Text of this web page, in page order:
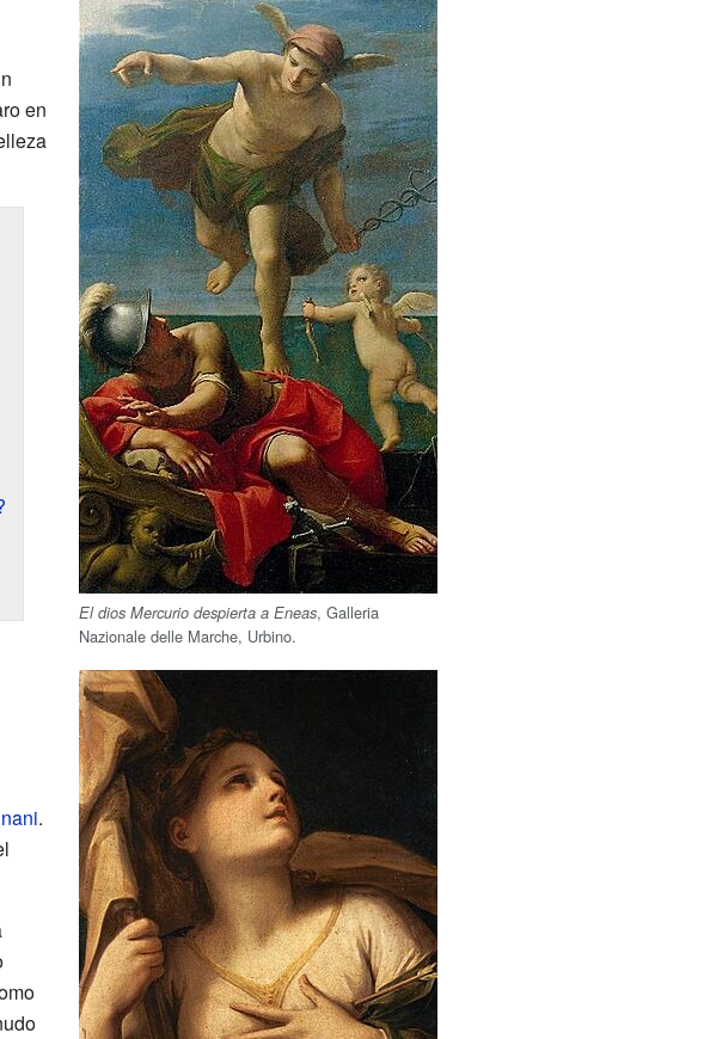
El dios Mercurio despierta a Eneas, Galleria
Nazionale delle Marche, Urbino.
en
.